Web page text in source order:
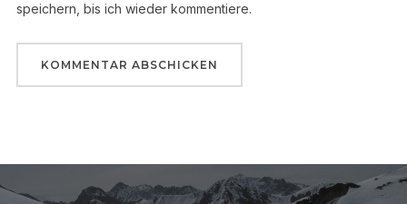
speichern, bis ich wieder kommentiere.
Beitragsnavigation